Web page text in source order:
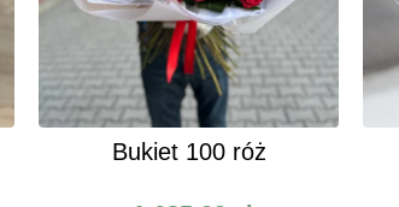
Bukiet 100 róż